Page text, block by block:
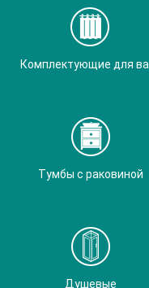
Комплектующие для
Тумбы с раковиной
Душевые